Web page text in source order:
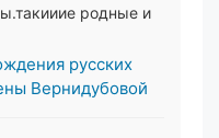
родные и
русских
Вернидубовой